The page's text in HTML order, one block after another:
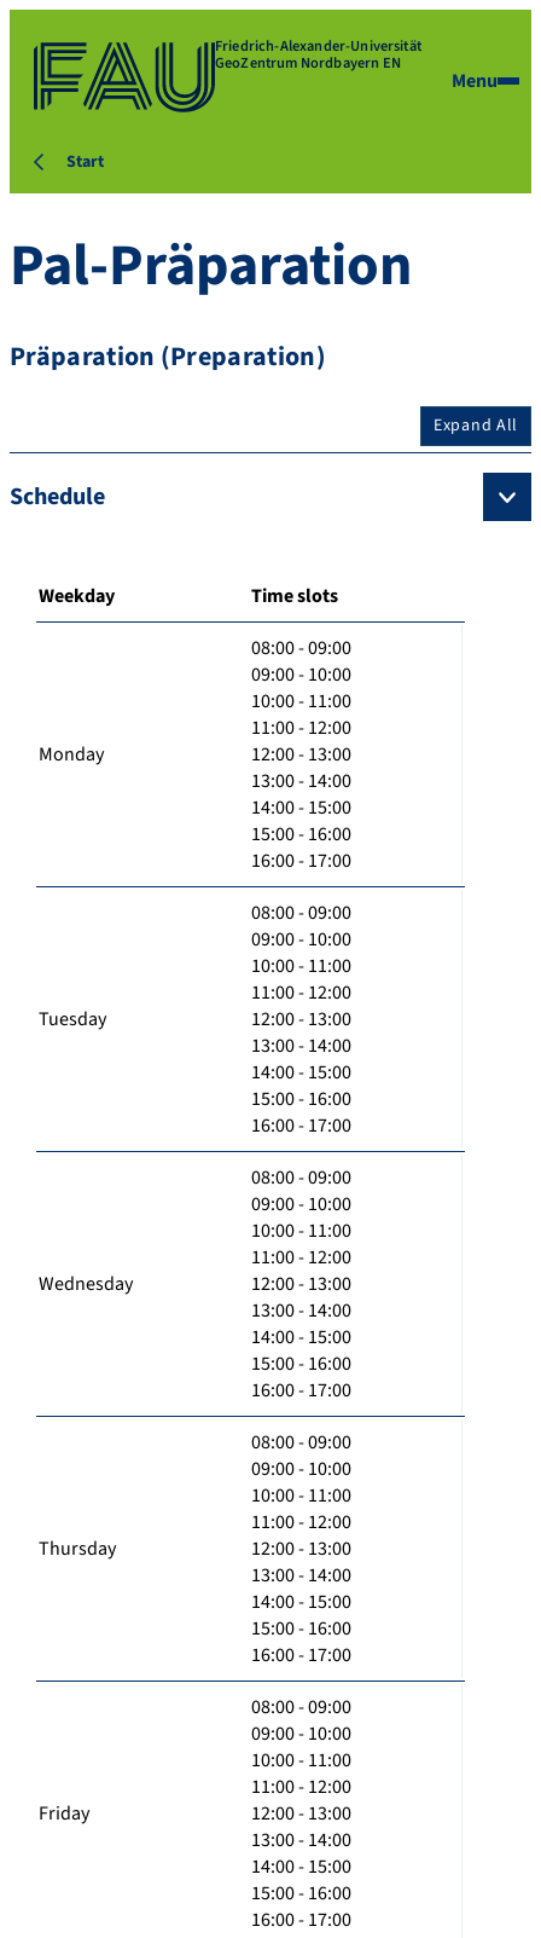
Friedrich-Alexander-Universität
GeoZentrum Nordbayern EN
Menu
Start
Pal-Präparation
Präparation (Preparation)
Expand All
Schedule
Weekday Time slots
Monday
08:00 - 09:00
09:00 - 10:00
10:00 - 11:00
11:00 - 12:00
12:00 - 13:00
13:00 - 14:00
14:00 - 15:00
15:00 - 16:00
16:00 - 17:00
Tuesday
08:00 - 09:00
09:00 - 10:00
10:00 - 11:00
11:00 - 12:00
12:00 - 13:00
13:00 - 14:00
14:00 - 15:00
15:00 - 16:00
16:00 - 17:00
Wednesday
08:00 - 09:00
09:00 - 10:00
10:00 - 11:00
11:00 - 12:00
12:00 - 13:00
13:00 - 14:00
14:00 - 15:00
15:00 - 16:00
16:00 - 17:00
Thursday
08:00 - 09:00
09:00 - 10:00
10:00 - 11:00
11:00 - 12:00
12:00 - 13:00
13:00 - 14:00
14:00 - 15:00
15:00 - 16:00
16:00 - 17:00
Friday
08:00 - 09:00
09:00 - 10:00
10:00 - 11:00
11:00 - 12:00
12:00 - 13:00
13:00 - 14:00
14:00 - 15:00
15:00 - 16:00
16:00 - 17:00